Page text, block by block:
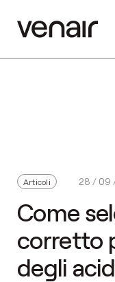
Articoli 28 / 09
Come
corretto
degli